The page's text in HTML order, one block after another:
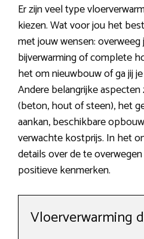
Er zijn veel type
kiezen. Wat voor jou het
met jouw wensen:
bijverwarming of complete
het om nieuwbouw of ga jij
Andere belangrijke
(beton, hout of steen), het
aankan, beschikbare
verwachte kostprijs. In het
details over de te
positieve kenmerken.
Vloerverwarming